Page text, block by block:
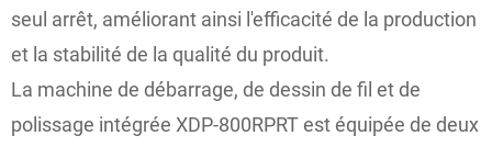
seul arrêt, améliorant ainsi l'efficacité de la production
et la stabilité de la qualité du produit.
La machine de débarrage, de dessin de fil et de
polissage intégrée XDP-800RPRT est équipée de deux